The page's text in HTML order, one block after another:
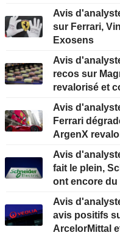
Avis
sur Ferrari,
Exosens
Avis
recos sur
revalorisé et
Avis
Ferrari
ArgenX
Avis
fait le plein,
ont encore du
Avis
avis positifs
ArcelorMittal